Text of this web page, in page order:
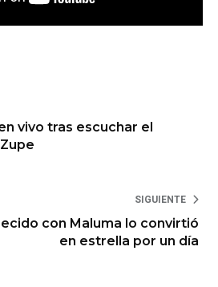
vivo tras escuchar el
SIGUIENTE
con Maluma lo convirtió
en estrella por un día